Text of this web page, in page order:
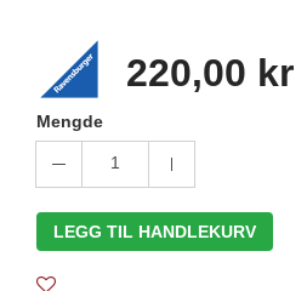
220,00 kr
Mengde
1
LEGG TIL HANDLEKURV